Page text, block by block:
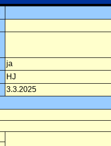
ja
HJ
3.3.2025